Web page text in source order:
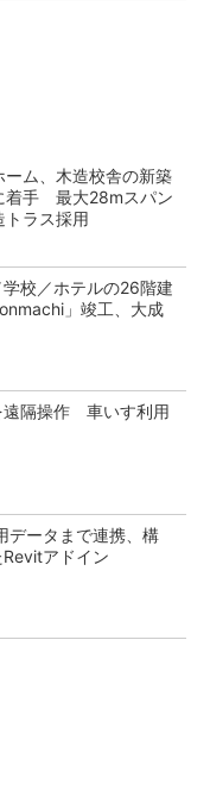
ーム、木造校舎の新築
着手 最大28mスパン
トラス採用
校／ホテルの26階建
」竣工、大成
遠隔操作 車いす利用
データまで連携、構
アドイン